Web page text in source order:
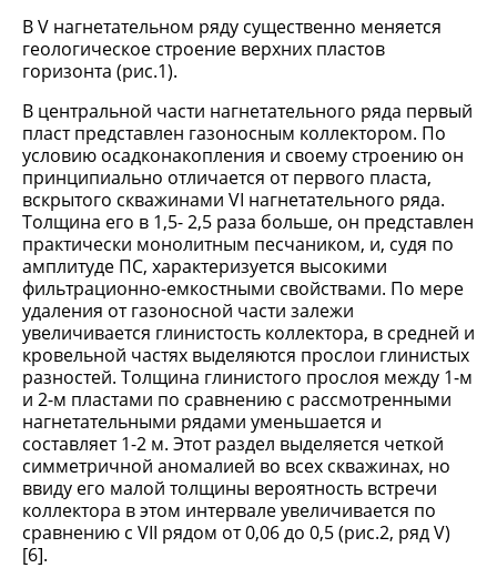
В V нагнетательном ряду существенно меняется
геологическое строение верхних пластов
горизонта (рис.1).
В центральной части нагнетательного ряда первый
пласт представлен газоносным коллектором. По
условию осадконакопления и своему строению он
принципиально отличается от первого пласта,
вскрытого скважинами VI нагнетательного ряда.
Толщина его в 1,5- 2,5 раза больше, он представлен
практически монолитным песчаником, и, судя по
амплитуде ПС, характеризуется высокими
фильтрационно-емкостными свойствами. По мере
удаления от газоносной части залежи
увеличивается глинистость коллектора, в средней и
кровельной частях выделяются прослои глинистых
разностей. Толщина глинистого прослоя между 1-м
и 2-м пластами по сравнению с рассмотренными
нагнетательными рядами уменьшается и
составляет 1-2 м. Этот раздел выделяется четкой
симметричной аномалией во всех скважинах, но
ввиду его малой толщины вероятность встречи
коллектора в этом интервале увеличивается по
сравнению с VII рядом от 0,06 до 0,5 (рис.2, ряд V)
[6].